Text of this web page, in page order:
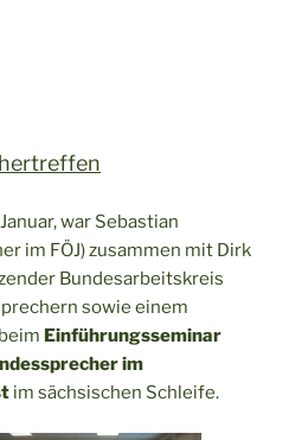
war Sebastian
im FÖJ) zusammen mit Dirk
Bundesarbeitskreis
sowie einem
Einführungsseminar
im
im sächsischen Schleife.